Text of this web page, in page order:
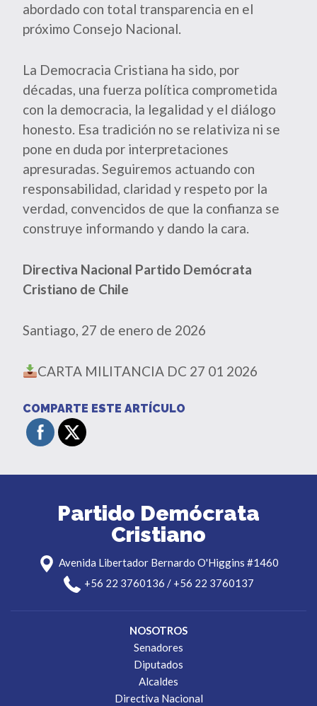
abordado con total transparencia en el
próximo Consejo Nacional.
La Democracia Cristiana ha sido, por
décadas, una fuerza política comprometida
con la democracia, la legalidad y el diálogo
honesto. Esa tradición no se relativiza ni se
pone en duda por interpretaciones
apresuradas. Seguiremos actuando con
responsabilidad, claridad y respeto por la
verdad, convencidos de que la confianza se
construye informando y dando la cara.
Directiva Nacional Partido Demócrata
Cristiano de Chile
Santiago, 27 de enero de 2026
CARTA MILITANCIA DC 27 01 2026
COMPARTE ESTE ARTÍCULO
Partido Demócrata
Cristiano
Avenida Libertador Bernardo O'Higgins #1460
+56 22 3760136 / +56 22 3760137
NOSOTROS
Senadores
Diputados
Alcaldes
Directiva Nacional